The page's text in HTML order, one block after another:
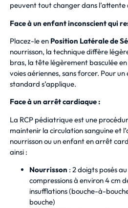
peuvent tout changer dans l’attente
Face à un enfant inconscient qui
Placez-le en Position Latérale de
nourrisson, la technique diffère
bras, la tête légèrement basculée
voies aériennes, sans forcer. Pour
standard s’applique.
Face à un arrêt cardiaque :
La RCP pédiatrique est une
maintenir la circulation sanguine et
nourrisson ou un enfant en arrêt
ainsi :
Nourrisson : 2 doigts posés
compressions à environ 4 cm
insufflations (bouche-à-
bouche)